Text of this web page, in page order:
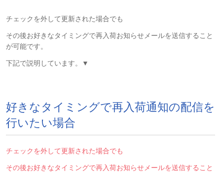
チェックを外して更新された場合でも
その後お好きなタイミングで再入荷お知らせメールを送信すること
が可能です。
下記で説明しています。▼
好きなタイミングで再入荷通知の配信を
行いたい場合
チェックを外して更新された場合でも
その後お好きなタイミングで再入荷お知らせメールを送信すること